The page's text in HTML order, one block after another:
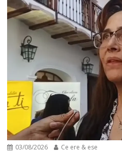
03/08/2026 Ce ere & ese